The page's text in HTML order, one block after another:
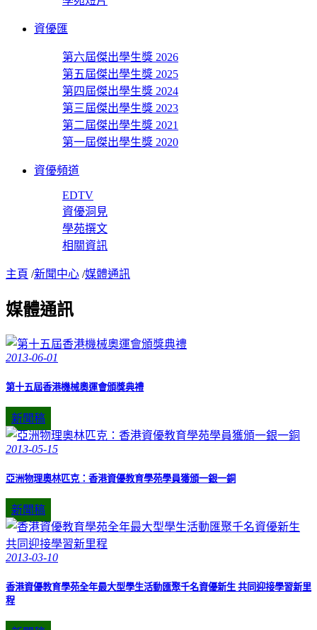
資優匯
第六屆傑出學生獎 2026
第五屆傑出學生獎 2025
第四屆傑出學生獎 2024
第三屆傑出學生獎 2023
第二屆傑出學生獎 2021
第一屆傑出學生獎 2020
資優頻道
EDTV
資優洞見
學苑撰文
相關資訊
主頁 /新聞中心 /媒體通訊
媒體通訊
2013-06-01
第十五屆香港機械奧運會頒獎典禮
新聞稿
2013-05-15
亞洲物理奧林匹克：香港資優教育學苑學員獲頒一銀一銅
新聞稿
2013-03-10
香港資優教育學苑全年最大型學生活動匯聚千名資優新生 共同迎接學習新里
程